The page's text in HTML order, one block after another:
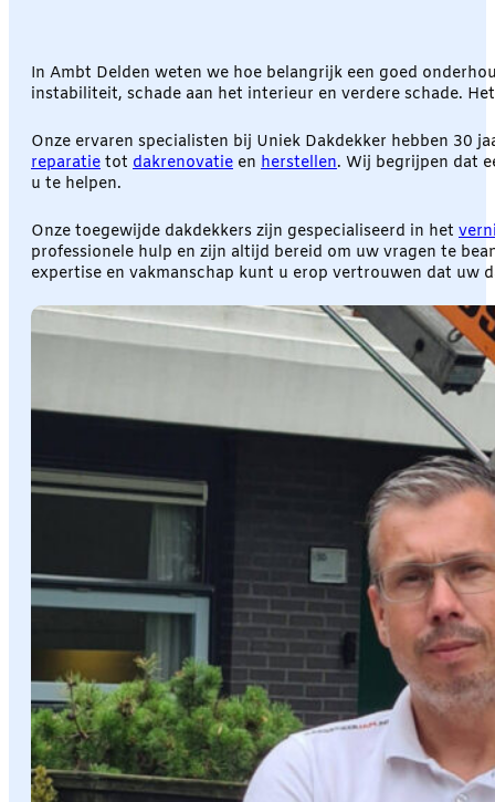
In Ambt Delden weten we hoe belangrijk een goed
instabiliteit, schade aan het interieur en verdere schade.
Onze ervaren specialisten bij Uniek Dakdekker hebben 30
reparatie tot dakrenovatie en herstellen. Wij begrijpen dat
u te helpen.
Onze toegewijde dakdekkers zijn gespecialiseerd in het
professionele hulp en zijn altijd bereid om uw vragen te
expertise en vakmanschap kunt u erop vertrouwen dat uw